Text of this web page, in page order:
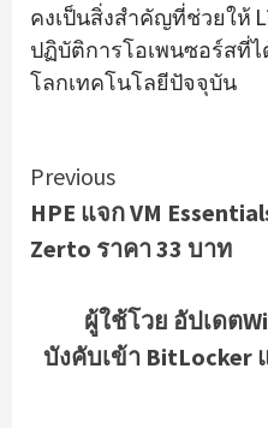
คงเป็นสิ่งสำคัญที่ช่วยให้
ปฏิบัติการโอเพนซอร์สที่
โลกเทคโนโลยีปัจจุบัน
Continue
Reading
Previous
HPE แจก VM
Zerto ราคา 33 บาท
ผู้ใช้โวย อัปเดต
บังคับเข้า BitLocker